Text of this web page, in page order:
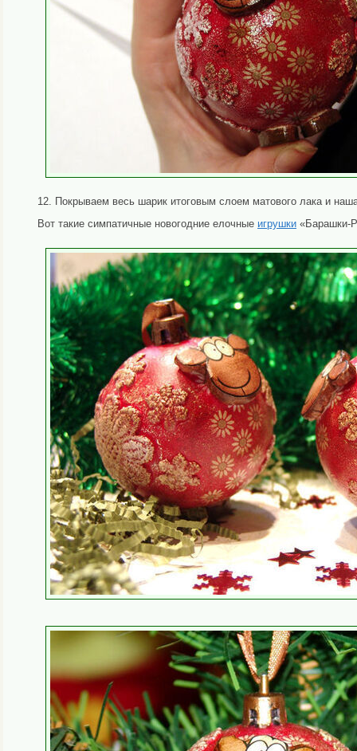
12. Покрываем весь шарик итоговым слоем матового лака и
Вот такие симпатичные новогодние елочные игрушки «Барашки-